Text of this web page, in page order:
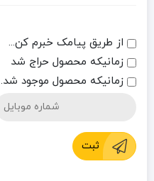
از طریق پیامک خبرم کن...
زمانیکه محصول حراج شد
زمانیکه محصول موجود شد.
ثبت